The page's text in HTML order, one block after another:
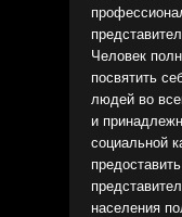
Человек
посвятить
людей во
и
социальной
населения